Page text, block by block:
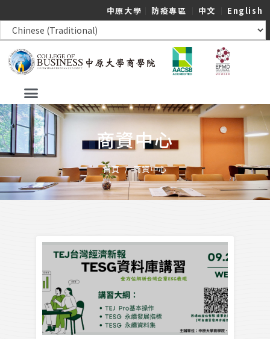
中原大學 防疫專區 中文 English
商資中心
首頁/商資中心